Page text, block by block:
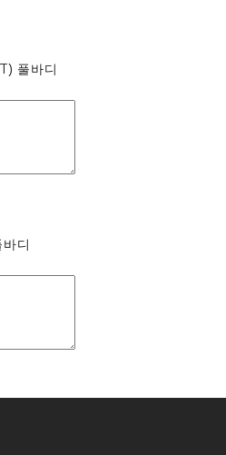
풀바디
디